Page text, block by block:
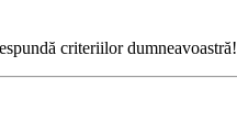
criteriilor dumneavoastră!